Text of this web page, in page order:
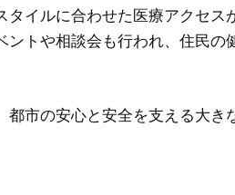
タイルに合わせた医療アクセス
ントや相談会も行われ、住民の
都市の安心と安全を支える大き